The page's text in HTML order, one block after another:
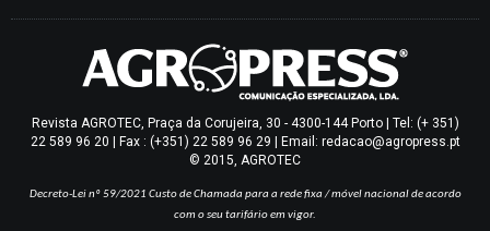
Revista AGROTEC, Praça da Corujeira, 30 - 4300-144 Porto | Tel: (+ 351)
22 589 96 20 | Fax : (+351) 22 589 96 29 | Email: redacao@agropress.pt
© 2015, AGROTEC
Decreto-Lei nº 59/2021 Custo de Chamada para a rede fixa / móvel nacional de acordo
com o seu tarifário em vigor.